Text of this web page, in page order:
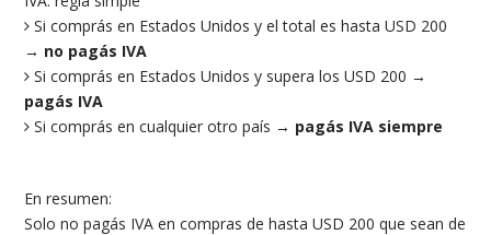
Si comprás en Estados Unidos y el total es hasta USD 200
→ no pagás IVA
Si comprás en Estados Unidos y supera los USD 200 →
pagás IVA
Si comprás en cualquier otro país → pagás IVA siempre
En resumen:
Solo no pagás IVA en compras de hasta USD 200 que sean de